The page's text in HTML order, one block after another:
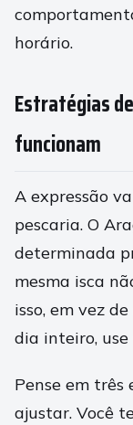
horário.
Estratégias
funcionam
A expressão
pescaria. O
determinada
mesma isca
isso, em vez
dia inteiro,
Pense em três
ajustar. Você